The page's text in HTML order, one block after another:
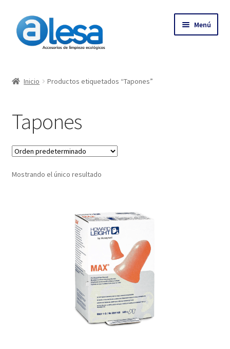
Menú
Contacto
Empresa
Más
Inicio Productos etiquetados “Tapones”
Tapones
Mostrando el único resultado